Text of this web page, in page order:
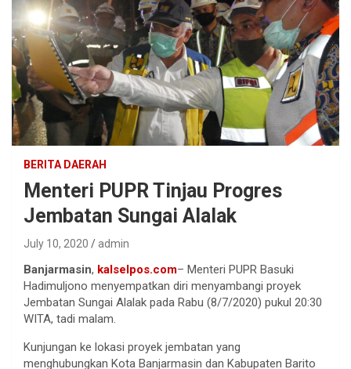
BERITA DAERAH
Menteri PUPR Tinjau Progres
Jembatan Sungai Alalak
July 10, 2020 admin
Banjarmasin, kalselpos.com– Menteri PUPR Basuki
Hadimuljono menyempatkan diri menyambangi proyek
Jembatan Sungai Alalak pada Rabu (8/7/2020) pukul 20:30
WITA, tadi malam.
Kunjungan ke lokasi proyek jembatan yang
menghubungkan Kota Banjarmasin dan Kabupaten Barito